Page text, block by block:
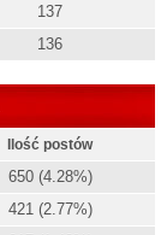
137
136
Ilość postów
650 (4.28%)
421 (2.77%)